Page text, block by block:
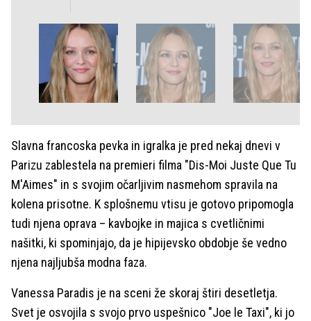
Slavna francoska pevka in igralka je pred nekaj dnevi v
Parizu zablestela na premieri filma "Dis-Moi Juste Que Tu
M'Aimes" in s svojim očarljivim nasmehom spravila na
kolena prisotne. K splošnemu vtisu je gotovo pripomogla
tudi njena oprava – kavbojke in majica s cvetličnimi
našitki, ki spominjajo, da je hipijevsko obdobje še vedno
njena najljubša modna faza.
Vanessa Paradis je na sceni že skoraj štiri desetletja.
Svet je osvojila s svojo prvo uspešnico "Joe le Taxi", ki jo